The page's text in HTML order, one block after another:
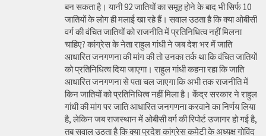
बन सकता है। यानी 92 जातियों का समूह होने के बाद भी सिर्फ 10
जातियों के लोग ही मलाई खा रहे हैं। सवाल उठता है कि क्या ओबीसी
वर्ग की वंचित जातियों को राजनीति में प्रतिनिधित्व नहीं मिलना
चाहिए? कांग्रेस के नेता राहुल गांधी ने जब देश भर में जाति
आधारित जनगणना की मांग की तो उनका तर्क था कि वंचित जातियों
को प्रतिनिधित्व दिया जाएगा। राहुल गांधी कहना रहा कि जाति
आधारित जनगणना से पता चल जाएगा कि अभी तक राजनीति में
किन जातियों को प्रतिनिधित्व नहीं मिला है। केंद्र सरकार ने राहुल
गांधी की मांग पर जाति आधारित जनगणना करवाने का निर्णय लिया
है, लेकिन जब राजस्थान में ओबीसी वर्ग की रिपोर्ट उजागर हो गई है,
तब सवाल उठता है कि क्या प्रदेश कांग्रेस कमेटी के अध्यक्ष गोविंद